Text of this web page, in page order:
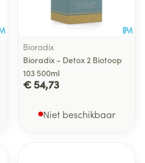
Bioradix
Bioradix - Detox 2 Biotoop
103 500ml
€ 54,73
Niet beschikbaar